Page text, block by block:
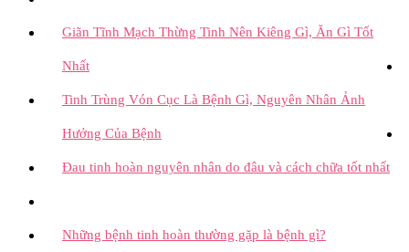
Giãn Tĩnh Mạch Thừng Tinh Nên Kiêng Gì, Ăn Gì Tốt
Nhất
Tinh Trùng Vón Cục Là Bệnh Gì, Nguyên Nhân Ảnh
Hưởng Của Bệnh
Đau tinh hoàn nguyên nhân do đâu và cách chữa tốt nhất
Những bệnh tinh hoàn thường gặp là bệnh gì?